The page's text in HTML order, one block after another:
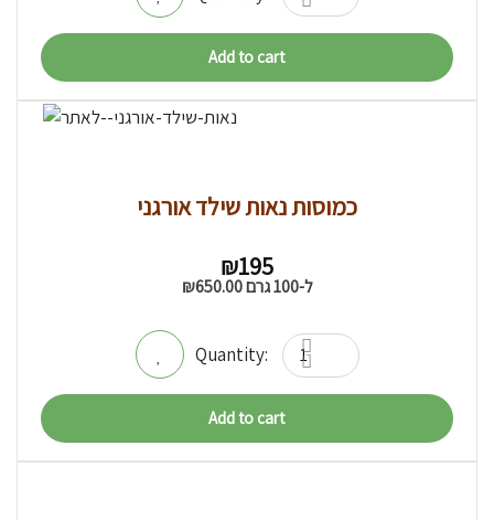
Add to cart
כמוסות נאות שילד אורגני
₪195
₪650.00 ל-100 גרם
Add to cart